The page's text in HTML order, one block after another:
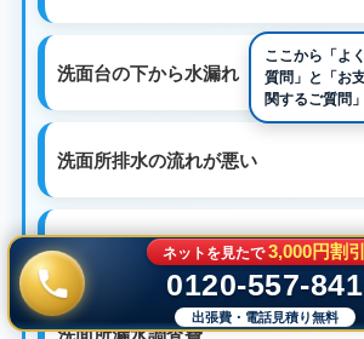
洗面台の下から水漏れ
洗面所排水の流れが悪い
洗面所蛇口の取替
洗面所漏水調査費
ネットを見たで3,000円割引
0120-557-841
出張費・電話見積り無料